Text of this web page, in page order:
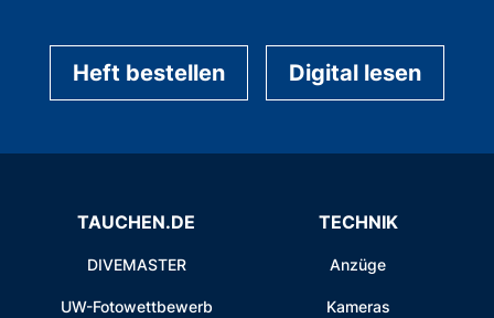
Heft bestellen Digital lesen
TAUCHEN.DE
DIVEMASTER
UW-Fotowettbewerb
TECHNIK
Anzüge
Kameras